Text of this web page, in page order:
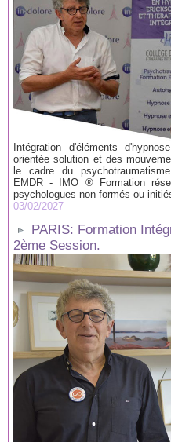
Intégration d'éléments
orientée solution et des
le cadre du
EMDR - IMO ® Formation
psychologues non formés ou
03/02/2027
PARIS: Formation
2ème Session.